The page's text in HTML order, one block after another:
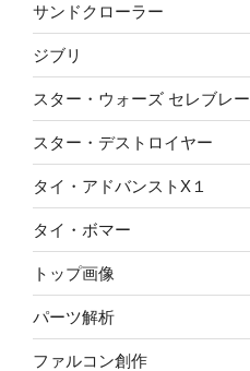
サンドクローラー
ジブリ
スター・ウォーズ セレブレ
スター・デストロイヤー
タイ・アドバンストX１
タイ・ボマー
トップ画像
パーツ解析
ファルコン創作